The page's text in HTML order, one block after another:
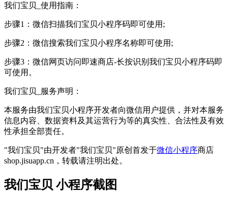
我们宝贝_使用指南：
步骤1：微信扫描我们宝贝小程序码即可使用;
步骤2：微信搜索我们宝贝小程序名称即可使用;
步骤3：微信网页访问即速商店-长按识别我们宝贝小程序码即
可使用。
我们宝贝_服务声明：
本服务由我们宝贝小程序开发者向微信用户提供，并对本服务
信息内容、数据资料及其运营行为等的真实性、合法性及有效
性承担全部责任。
"我们宝贝"由开发者"我们宝贝"原创首发于微信小程序商店
shop.jisuapp.cn，转载请注明出处。
我们宝贝 小程序截图